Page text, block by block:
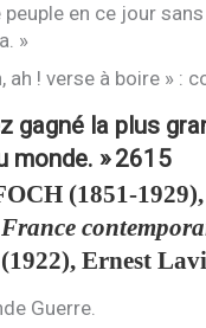
peuple en ce jour
»
ah ! verse à boire » :
gagné la plus
monde. »2615
(1851-
(1922), Ernest
Guerre.